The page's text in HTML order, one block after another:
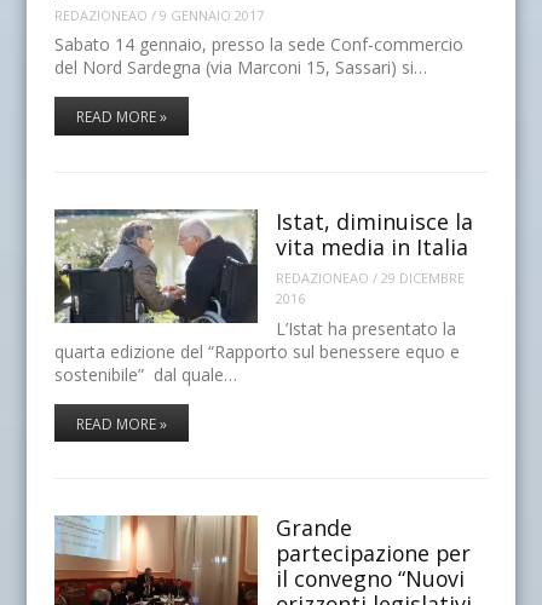
REDAZIONEAO / 9 GENNAIO 2017
Sabato 14 gennaio, presso la sede Conf-commercio
del Nord Sardegna (via Marconi 15, Sassari) si…
READ MORE »
Istat, diminuisce la
vita media in Italia
REDAZIONEAO / 29 DICEMBRE
2016
L’Istat ha presentato la
quarta edizione del “Rapporto sul benessere equo e
sostenibile” dal quale…
READ MORE »
Grande
partecipazione per
il convegno “Nuovi